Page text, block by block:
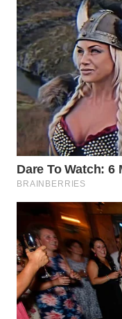
WAHANA
KONSUMEN
WAHANA
LISTRIK
WAHANA
TRAVEL
WAHANA
TV
WAHANANEWS
ID
WAHANANEWS
CO ID